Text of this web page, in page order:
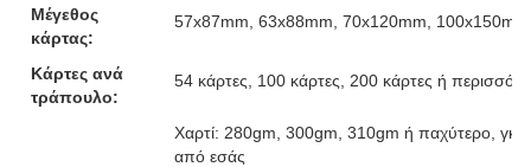
Μέγεθος
κάρτας:
57x87mm, 63x88mm, 70x120mm,
Κάρτες ανά
τράπουλο:
54 κάρτες, 100 κάρτες, 200 κάρτες ή
Χαρτί: 280gm, 300gm, 310gm ή παχύτερο,
από εσάς